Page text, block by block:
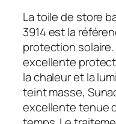
La toile de store
3914 est la
protection
excellente
la chaleur et la
teint masse,
excellente tenue